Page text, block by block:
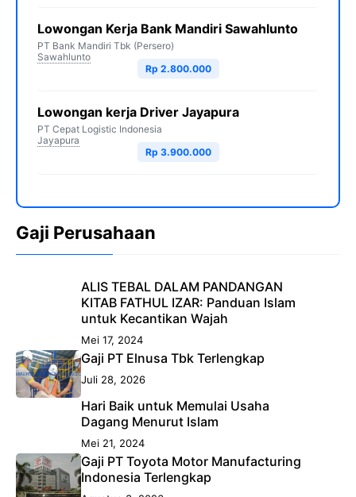
Lowongan Kerja Bank Mandiri Sawahlunto
PT Bank Mandiri Tbk (Persero)
Sawahlunto
Rp 2.800.000
Lowongan kerja Driver Jayapura
PT Cepat Logistic Indonesia
Jayapura
Rp 3.900.000
Gaji Perusahaan
ALIS TEBAL DALAM PANDANGAN
KITAB FATHUL IZAR: Panduan Islam
untuk Kecantikan Wajah
Mei 17, 2024
Gaji PT Elnusa Tbk Terlengkap
Juli 28, 2026
Hari Baik untuk Memulai Usaha
Dagang Menurut Islam
Mei 21, 2024
Gaji PT Toyota Motor Manufacturing
Indonesia Terlengkap